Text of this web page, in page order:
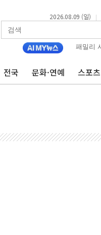
2026.08.09 (일) |
패밀리
전국 문화·연예 스포츠
복구·지원 '총력'
공...金 45.42% vs 鄭 44.56%
대표 후보
47.75% 정청래 42.08%
정청래 39.89% 송영길 7.47%
해안 강한 비 이어져
에 치여 사망